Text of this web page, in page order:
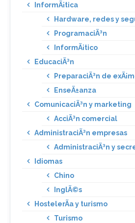
InformÃ¡tica
Hardware, redes y
ProgramaciÃ³n
InformÃ¡tico
EducaciÃ³n
PreparaciÃ³n de
EnseÃ±anza
ComunicaciÃ³n y marketing
AcciÃ³n comercial
AdministraciÃ³n empresas
AdministraciÃ³n y
Idiomas
Chino
InglÃ©s
HostelerÃ­a y turismo
Turismo